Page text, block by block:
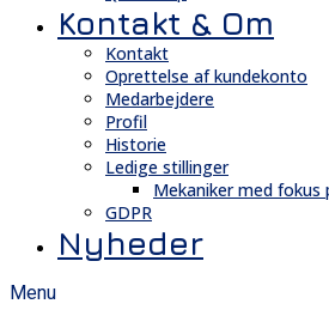
Kontakt & Om
Kontakt
Oprettelse af kundekonto
Medarbejdere
Profil
Historie
Ledige stillinger
Mekaniker med fokus
GDPR
Nyheder
Menu